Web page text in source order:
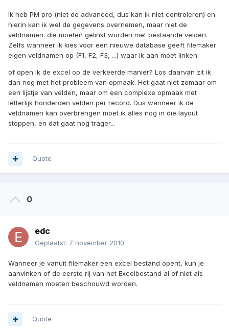
Ik heb PM pro (niet de advanced, dus kan ik niet controleren) en
hierin kan ik wel de gegevens overnemen, maar niet de
veldnamen. die moeten gelinkt worden met bestaande velden.
Zelfs wanneer ik kies voor een nieuwe database geeft filemaker
eigen veldnamen op (F1, F2, F3, ...) waar ik aan moet linken.
of open ik de excel op de verkeerde manier? Los daarvan zit ik
dan nog met het probleem van opmaak. Het gaat niet zomaar om
een lijstje van velden, maar om een complexe opmaak met
letterlijk honderden velden per record. Dus wanneer ik de
veldnamen kan overbrengen moet ik alles nog in die layout
stoppen, en dat gaat nog trager...
Quote
0
edc
Geplaatst: 7 november 2010
Wanneer je vanuit filemaker een excel bestand opent, kun je
aanvinken of de eerste rij van het Excelbestand al of niet als
veldnamen moeten beschouwd worden.
Quote